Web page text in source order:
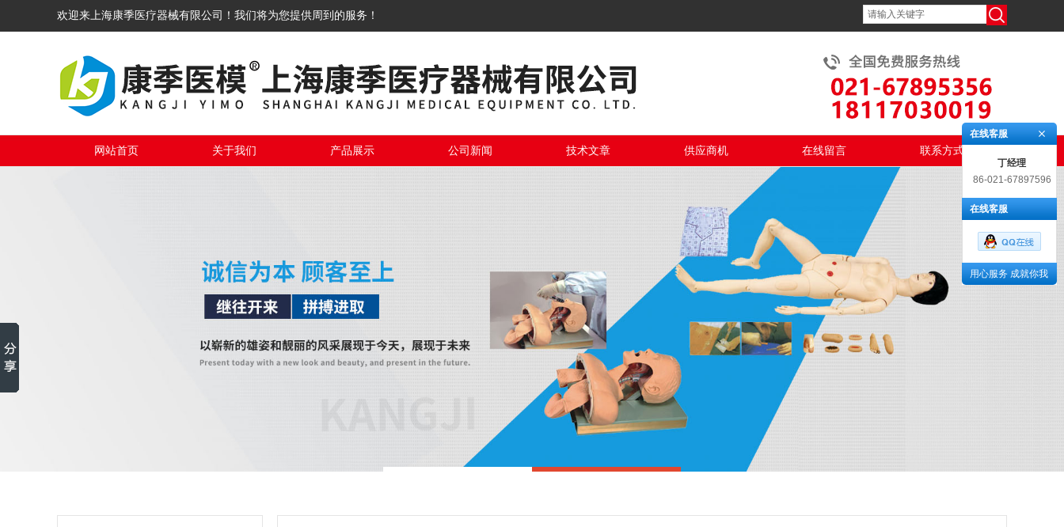
欢迎来上海康季医疗器械有限公司！我们将为您提供周到的服务！
网站首页 关于我们 产品展示 公司新闻 技术文章 供应商机 在线留言 联系方式
在线客服
丁经理
86-021-67897596
在线客服
用心服务 成就你我